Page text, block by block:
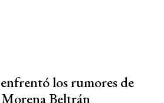
los rumores de
Beltrán